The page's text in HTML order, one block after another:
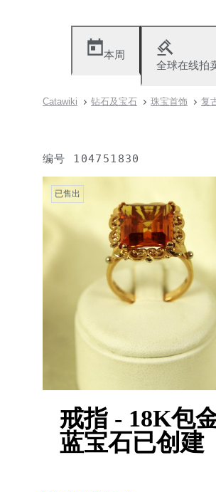
本周
全球在线拍
Catawiki 钻石及宝石 珠宝首饰 复
编号 104751830
已售出
戒指 - 18K包金 玫瑰金,
蓝宝石已创建